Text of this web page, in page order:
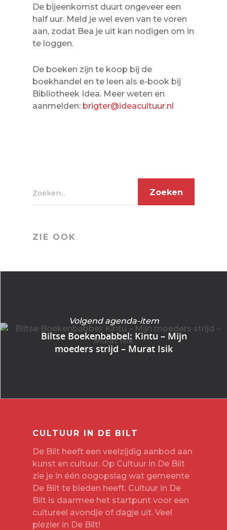
De bijeenkomst duurt ongeveer een
half uur. Meld je wel even van te voren
aan, zodat Bea je uit kan nodigen om in
te loggen.
De boeken zijn te koop bij de
boekhandel en te leen als e-book bij
Bibliotheek Idea. Meer weten en
aanmelden: brigter@ideacultuur.nl
Zoeken...
ZIE OOK
Volgend agenda-item
Biltse Boekenbabbel: Kintu – Mijn
moeders strijd – Murat Isik
CULTUUR IN DE BILT
De Bilt heeft een veelzijdig aanbod aan
kunst en cultuur. Op Cultuur in De Bilt
zie je in één oogopslag wat gemeente
De Bilt te bieden heeft. Cultuur in De
Bilt is daarmee het startpunt voor een
cultureel avondje of dagje uit. Veel
plezier in De Bilt!